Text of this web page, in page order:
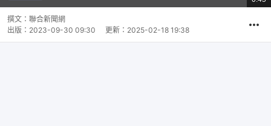
共
撰文： 聯合新聞網
出版： 2023-09-30 09:30 更新： 2025-02-18 19:38